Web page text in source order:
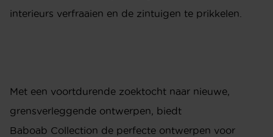
interieurs verfraaien en de zintuigen te prikkelen.
Met een voortdurende zoektocht naar nieuwe,
grensverleggende ontwerpen, biedt
Baboab Collection de perfecte ontwerpen voor